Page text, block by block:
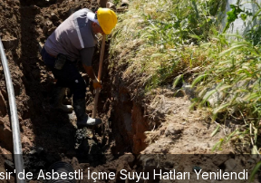
Asbestli İçme Suyu Hatları Yenilendi